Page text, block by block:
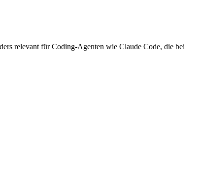
relevant für Coding-Agenten wie Claude Code, die bei